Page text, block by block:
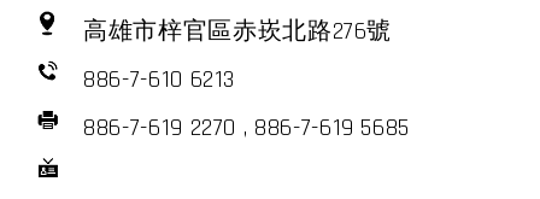
高雄市梓官區赤崁北路276號
886-7-610 6213
886-7-619 2270 , 886-7-619 5685